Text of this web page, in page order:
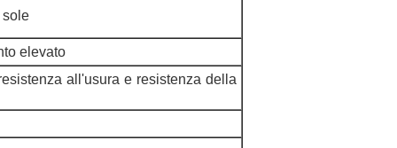
sole
elevato
all'usura e resistenza della